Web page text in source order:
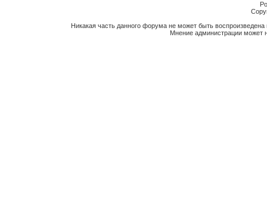
Никакая часть данного форума не может быть
Мнение администрации может